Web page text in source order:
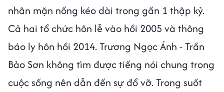
nhân mặn nồng kéo dài trong gần 1 thập kỷ.
Cả hai tổ chức hôn lễ vào hồi 2005 và thông
báo ly hôn hồi 2014. Trương Ngọc Ánh - Trần
Bảo Sơn không tìm được tiếng nói chung trong
cuộc sống nên dẫn đến sự đổ vỡ. Trong suốt